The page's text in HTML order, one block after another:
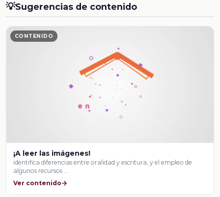
💡Sugerencias de contenido
CONTENIDO
¡A leer las imágenes!
identifica diferencias entre oralidad y escritura, y el empleo de
algunos recursos …
Ver contenido